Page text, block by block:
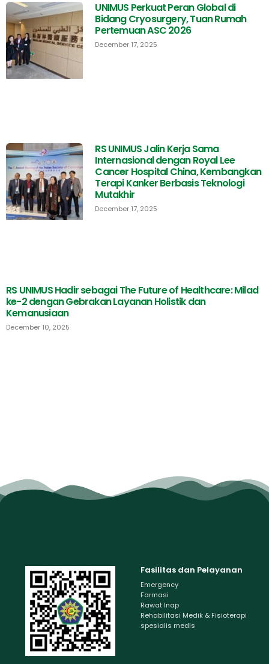
UNIMUS Perkuat Peran Global di
Bidang Cryosurgery, Tuan Rumah
Pertemuan ASC 2026
December 17, 2025
RS UNIMUS Jalin Kerja Sama
Internasional dengan Royal Lee
Cancer Hospital China, Kembangkan
Terapi Kanker Berbasis Teknologi
Mutakhir
December 17, 2025
RS UNIMUS Hadir sebagai The Future of Healthcare: Milad
ke-2 dengan Gebrakan Layanan Holistik dan
Kemanusiaan
December 10, 2025
Fasilitas dan Pelayanan
Emergency
Farmasi
Rawat Inap
Rehabilitasi Medik & Fisioterapi
spesialis medis